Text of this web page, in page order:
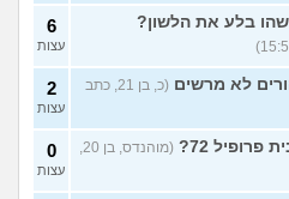
עצות
9
עצות
3
עצות
בלע את הלשון? 6
עצות
לא מרשים
(כ, בן 21, כתב
2
עצות
72?
(מוהנדס, בן 20,
0
עצות